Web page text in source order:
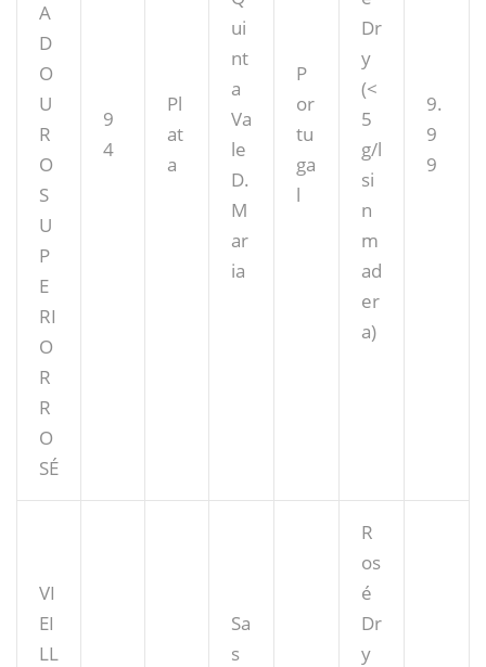
A
D
O
U
R
O
S
U
P
E
RI
O
R
R
O
SÉ
9
4
Pl
at
a
ui
nt
a
Va
le
D.
M
ar
ia
P
or
tu
ga
l
Dr
y
(<
5
g/l
si
n
m
ad
er
a)
9.
9
9
VI
EI
LL
Sa
s
R
os
é
Dr
y